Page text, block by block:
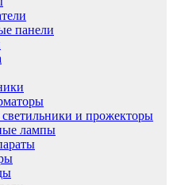
панели
и прожекторы
лампы